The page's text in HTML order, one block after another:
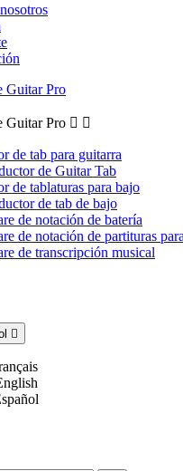
Guitar Pro
Guitar Pro  
de tab para guitarra
de Guitar Tab
de tablaturas para bajo
de tab de bajo
de notación de batería
de notación de partituras
de transcripción musical
